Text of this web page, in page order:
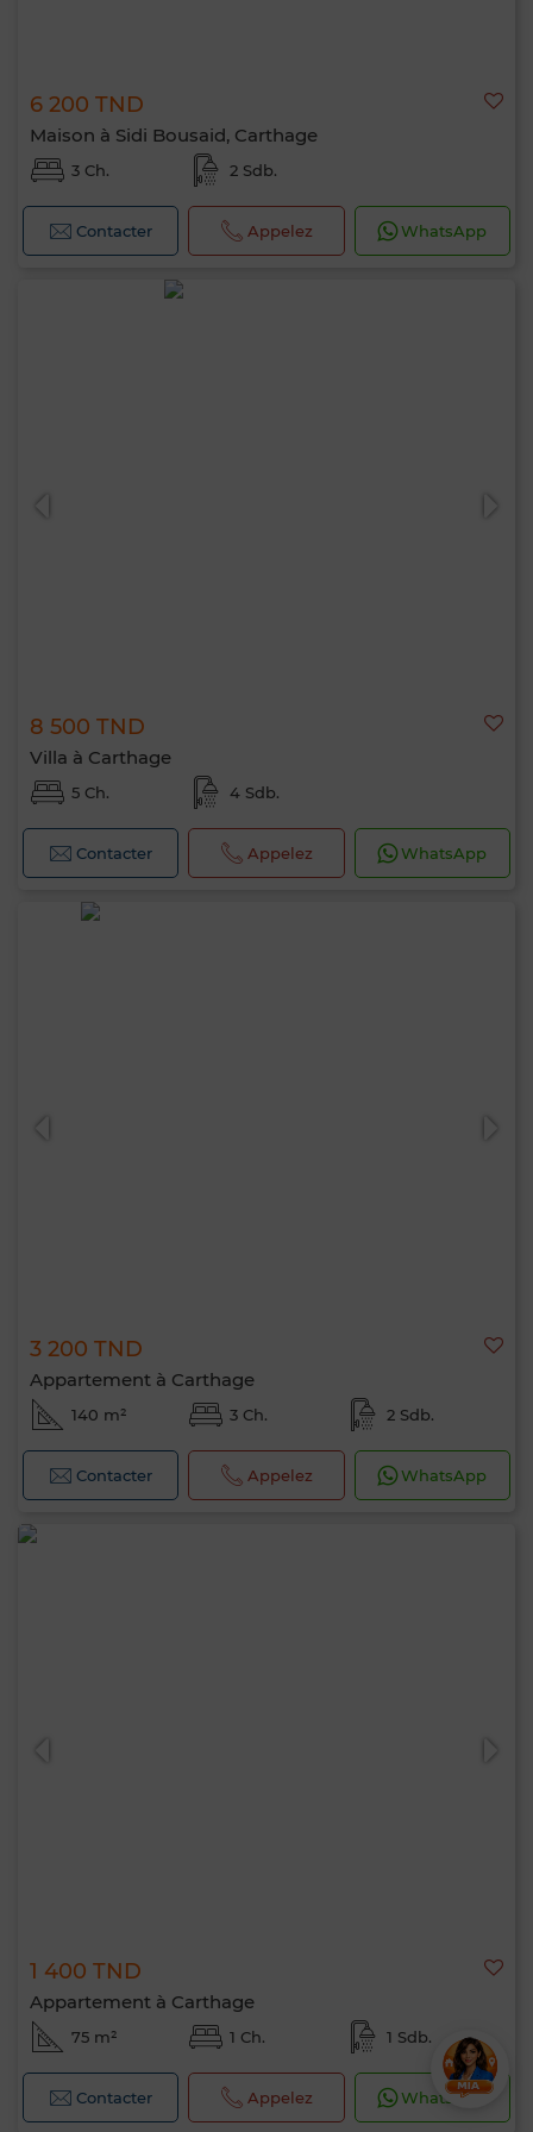
6 200 TND
Maison à Sidi Bousaid, Carthage
3 Ch. 2 Sdb.
Contacter Appelez WhatsApp
8 500 TND
Villa à Carthage
5 Ch. 4 Sdb.
Contacter Appelez WhatsApp
3 200 TND
Appartement à Carthage
140 m² 3 Ch. 2 Sdb.
Contacter Appelez WhatsApp
1 400 TND
Appartement à Carthage
75 m² 1 Ch. 1 Sdb.
Contacter Appelez WhatsApp